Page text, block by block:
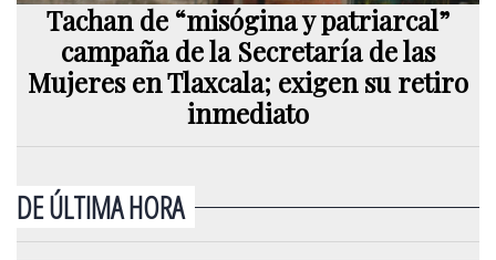
Tachan de “misógina y patriarcal”
campaña de la Secretaría de las
Mujeres en Tlaxcala; exigen su retiro
inmediato
DE ÚLTIMA HORA